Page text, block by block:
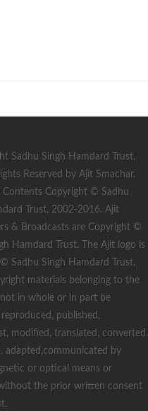
Sadhu Singh Hamdard Trust,
Reserved by Ajit Smachar.
Contents Copyright © Sadhu
Trust, 2002-2016. Ajit
& Broadcasts are Copyright ©
Hamdard Trust. The Ajit logo is
Sadhu Singh Hamdard Trust,
materials belonging to the
not in whole or in part be
published,
modified, translated, converted,
adapted,communicated by
or optical means or
the prior written consent